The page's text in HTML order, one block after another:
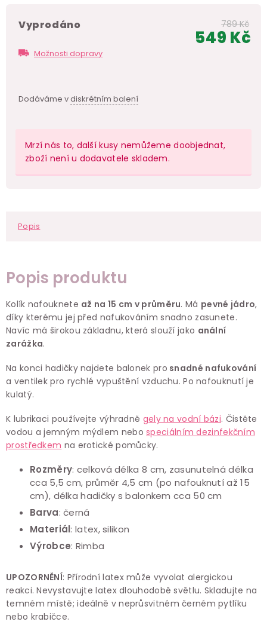
vyprodáno
Možnosti dopravy
Dodáváme vdiskrétním balení
789 Kč
549 Kč
Mrzí nás to, další kusy nemůžeme doobjednat,
zboží není u dodavatele skladem.
Popis
Popis produktu
Kolík nafouknete až na 15 cm v průměru. Má pevné jádro,
díky kterému jej před nafukováním snadno zasunete.
Navíc má širokou základnu, která slouží jako anální
zarážka.
Na konci hadičky najdete balonek pro snadné nafukování
a ventilek pro rychlé vypuštění vzduchu. Po nafouknutí je
kulatý.
K lubrikaci používejte výhradně gely na vodní bázi. Čistěte
vodou a jemným mýdlem nebospeciálním dezinfekčním
prostředkem na erotické pomůcky.
Rozměry: celková délka 8 cm, zasunutelná délka
cca 5,5 cm, průměr 4,5 cm (po nafouknutí až 15
cm), délka hadičky s balonkem cca 50 cm
Barva: černá
Materiál: latex, silikon
Výrobce: Rimba
UPOZORNĚNÍ: Přírodní latex může vyvolat alergickou
reakci. Nevystavujte latex dlouhodobě světlu. Skladujte na
temném místě; ideálně v neprůsvitném černém pytlíku
nebo krabičce.